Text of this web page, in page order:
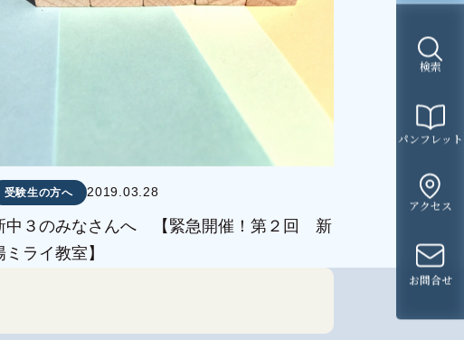
検索
パンフレット
アクセス
お問合せ
受験生の方へ 2019.03.28
中３のみなさんへ 【緊急開催！第２回 新
ミライ教室】